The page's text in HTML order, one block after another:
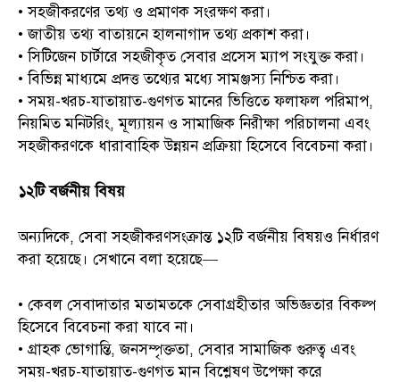
• সহজীকরণের তথ্য ও প্রমাণক সংরক্ষণ করা।
• জাতীয় তথ্য বাতায়নে হালনাগাদ তথ্য প্রকাশ করা।
• সিটিজেন চার্টারে সহজীকৃত সেবার প্রসেস ম্যাপ সংযুক্ত করা।
• বিভিন্ন মাধ্যমে প্রদত্ত তথ্যের মধ্যে সামঞ্জস্য নিশ্চিত করা।
• সময়-খরচ-যাতায়াত-গুণগত মানের ভিত্তিতে ফলাফল পরিমাপ,
নিয়মিত মনিটরিং, মূল্যায়ন ও সামাজিক নিরীক্ষা পরিচালনা এবং
সহজীকরণকে ধারাবাহিক উন্নয়ন প্রক্রিয়া হিসেবে বিবেচনা করা।
১২টি বর্জনীয় বিষয়
অন্যদিকে, সেবা সহজীকরণসংক্রান্ত ১২টি বর্জনীয় বিষয়ও নির্ধারণ
করা হয়েছে। সেখানে বলা হয়েছে—
• কেবল সেবাদাতার মতামতকে সেবাগ্রহীতার অভিজ্ঞতার বিকল্প
হিসেবে বিবেচনা করা যাবে না।
• গ্রাহক ভোগান্তি, জনসম্পৃক্ততা, সেবার সামাজিক গুরুত্ব এবং
সময়-খরচ-যাতায়াত-গুণগত মান বিশ্লেষণ উপেক্ষা করে